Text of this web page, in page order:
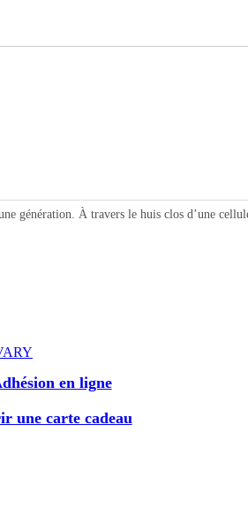
génération. À travers le huis clos d’une
en ligne
une carte cadeau